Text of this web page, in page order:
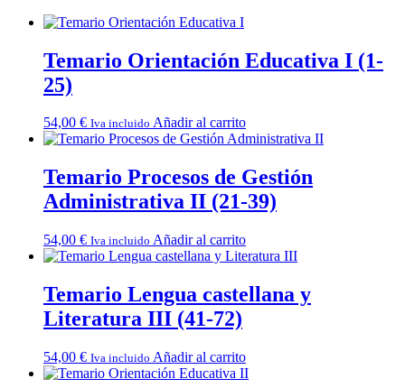
Temario Orientación Educativa I (1-
25)
54,00 € Iva incluido Añadir al carrito
Temario Procesos de Gestión
Administrativa II (21-39)
54,00 € Iva incluido Añadir al carrito
Temario Lengua castellana y
Literatura III (41-72)
54,00 € Iva incluido Añadir al carrito